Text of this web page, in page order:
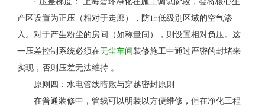
产区设置为正压（相对于走廊），防止低级别区域的空气渗
入。对于产生粉尘的房间（如称量间），则设置相对负压。这
一压差控制系统必须在无尘车间装修施工中通过严密的封堵来
实现，否则压差无法维持 。
原则四：水电管线暗敷与穿越密封原则
在普通装修中，管线可以明装以方便维修，但在净化工程